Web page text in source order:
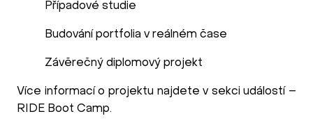
Případové studie
Budování portfolia v reálném čase
Závěrečný diplomový projekt
Více informací o projektu najdete v sekci událostí –
RIDE Boot Camp.